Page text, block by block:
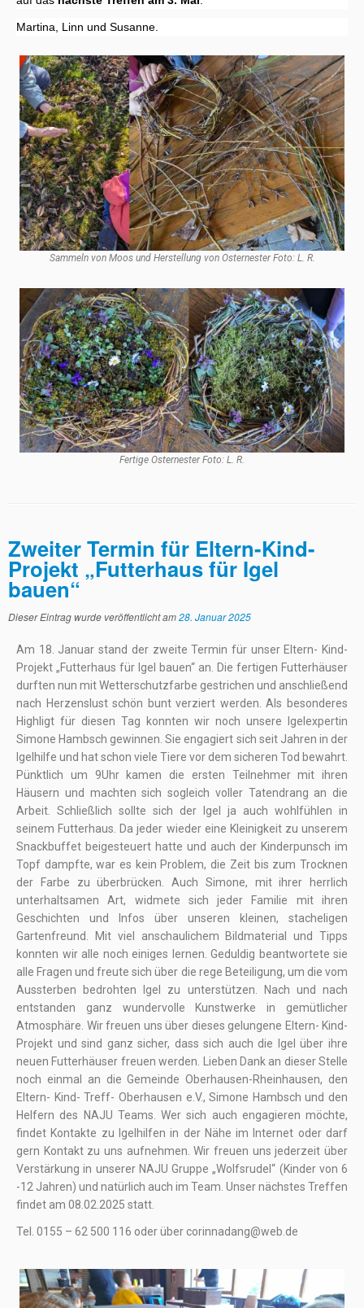
Martina, Linn und Susanne.
Sammeln von Moos und Herstellung von Osternester Foto: L. R.
Fertige Osternester Foto: L. R.
Zweiter Termin für Eltern-Kind-
Projekt „Futterhaus für Igel
bauen“
Dieser Eintrag wurde veröffentlicht am28. Januar 2025
Am 18. Januar stand der zweite Termin für unser Eltern- Kind-
Projekt „Futterhaus für Igel bauen“ an. Die fertigen Futterhäuser
durften nun mit Wetterschutzfarbe gestrichen und anschließend
nach Herzenslust schön bunt verziert werden. Als besonderes
Highligt für diesen Tag konnten wir noch unsere Igelexpertin
Simone Hambsch gewinnen. Sie engagiert sich seit Jahren in der
Igelhilfe und hat schon viele Tiere vor dem sicheren Tod bewahrt.
Pünktlich um 9Uhr kamen die ersten Teilnehmer mit ihren
Häusern und machten sich sogleich voller Tatendrang an die
Arbeit. Schließlich sollte sich der Igel ja auch wohlfühlen in
seinem Futterhaus. Da jeder wieder eine Kleinigkeit zu unserem
Snackbuffet beigesteuert hatte und auch der Kinderpunsch im
Topf dampfte, war es kein Problem, die Zeit bis zum Trocknen
der Farbe zu überbrücken. Auch Simone, mit ihrer herrlich
unterhaltsamen Art, widmete sich jeder Familie mit ihren
Geschichten und Infos über unseren kleinen, stacheligen
Gartenfreund. Mit viel anschaulichem Bildmaterial und Tipps
konnten wir alle noch einiges lernen. Geduldig beantwortete sie
alle Fragen und freute sich über die rege Beteiligung, um die vom
Aussterben bedrohten Igel zu unterstützen. Nach und nach
entstanden ganz wundervolle Kunstwerke in gemütlicher
Atmosphäre. Wir freuen uns über dieses gelungene Eltern- Kind-
Projekt und sind ganz sicher, dass sich auch die Igel über ihre
neuen Futterhäuser freuen werden. Lieben Dank an dieser Stelle
noch einmal an die Gemeinde Oberhausen-Rheinhausen, den
Eltern- Kind- Treff- Oberhausen e.V., Simone Hambsch und den
Helfern des NAJU Teams. Wer sich auch engagieren möchte,
findet Kontakte zu Igelhilfen in der Nähe im Internet oder darf
gern Kontakt zu uns aufnehmen. Wir freuen uns jederzeit über
Verstärkung in unserer NAJU Gruppe „Wolfsrudel“ (Kinder von 6
-12 Jahren) und natürlich auch im Team. Unser nächstes Treffen
findet am 08.02.2025 statt.
Tel. 0155 – 62 500 116 oder über corinnadang@web.de